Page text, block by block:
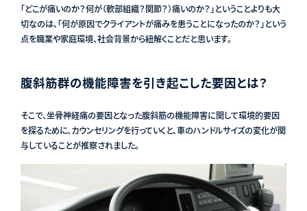
「どこが痛いのか？何が（軟部組織？関節？）痛いのか？」ということよりも大
切なのは、「何が原因でクライアントが痛みを患うことになったのか？」という
点を職業や家庭環境、社会背景から紐解くことだと思います。
腹斜筋群の機能障害を引き起こした要因とは？
そこで、坐骨神経痛の要因となった腹斜筋の機能障害に関して環境的要因
を探るために、カウンセリングを行っていくと、車のハンドルサイズの変化が関
与していることが推察されました。